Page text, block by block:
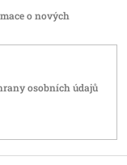
o nových
osobních údajů